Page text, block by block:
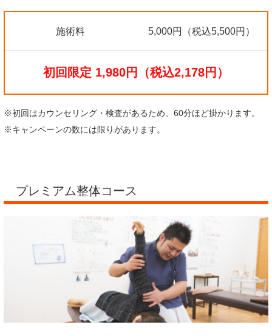
施術料 5,000円（税込5,500円）
初回限定 1,980円（税込2,178円）
※初回はカウンセリング・検査があるため、60分ほど掛かります。
※キャンペーンの数には限りがあります。
プレミアム整体コース